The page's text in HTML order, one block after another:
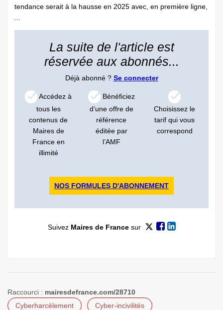
tendance serait à la hausse en 2025 avec, en première ligne,
La suite de l'article est
réservée aux abonnés...
Déjà abonné ? Se connecter
Accédez à
tous les
contenus de
Maires de
France en
illimité
Bénéficiez
d’une offre de
référence
éditée par
l’AMF
Choisissez le
tarif qui vous
correspond
NOS FORMULES D'ABONNEMENT
Suivez Maires de Francesur
Raccourci : mairesdefrance.com/28710
Cyberharcèlement
Cyber-incivilités